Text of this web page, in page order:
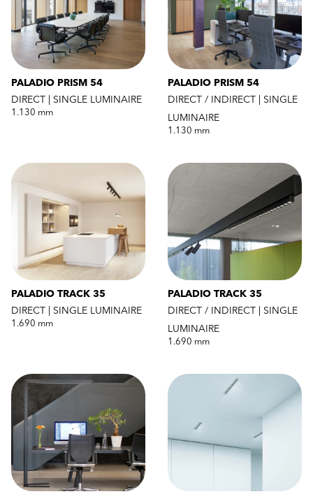
PALADIO PRISM 54
DIRECT | SINGLE LUMINAIRE
1.130 mm
PALADIO PRISM 54
DIRECT / INDIRECT | SINGLE
LUMINAIRE
1.130 mm
PALADIO TRACK 35
DIRECT | SINGLE LUMINAIRE
1.690 mm
PALADIO TRACK 35
DIRECT / INDIRECT | SINGLE
LUMINAIRE
1.690 mm